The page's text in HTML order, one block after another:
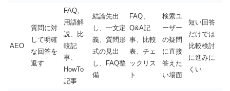
AEO
質問に対
して明確
な回答を
返す
FAQ、
用語解
説、比
較記
事、
HowTo
記事
結論先出
し、一文定
義、質問形
式の見出
し、FAQ整
備
FAQ、
Q&A記
事、比較
表、チェ
ックリス
ト
検索ユ
ーザー
の疑問
に直接
答えた
い場面
短い回答
だけでは
比較検討
に進みに
くい